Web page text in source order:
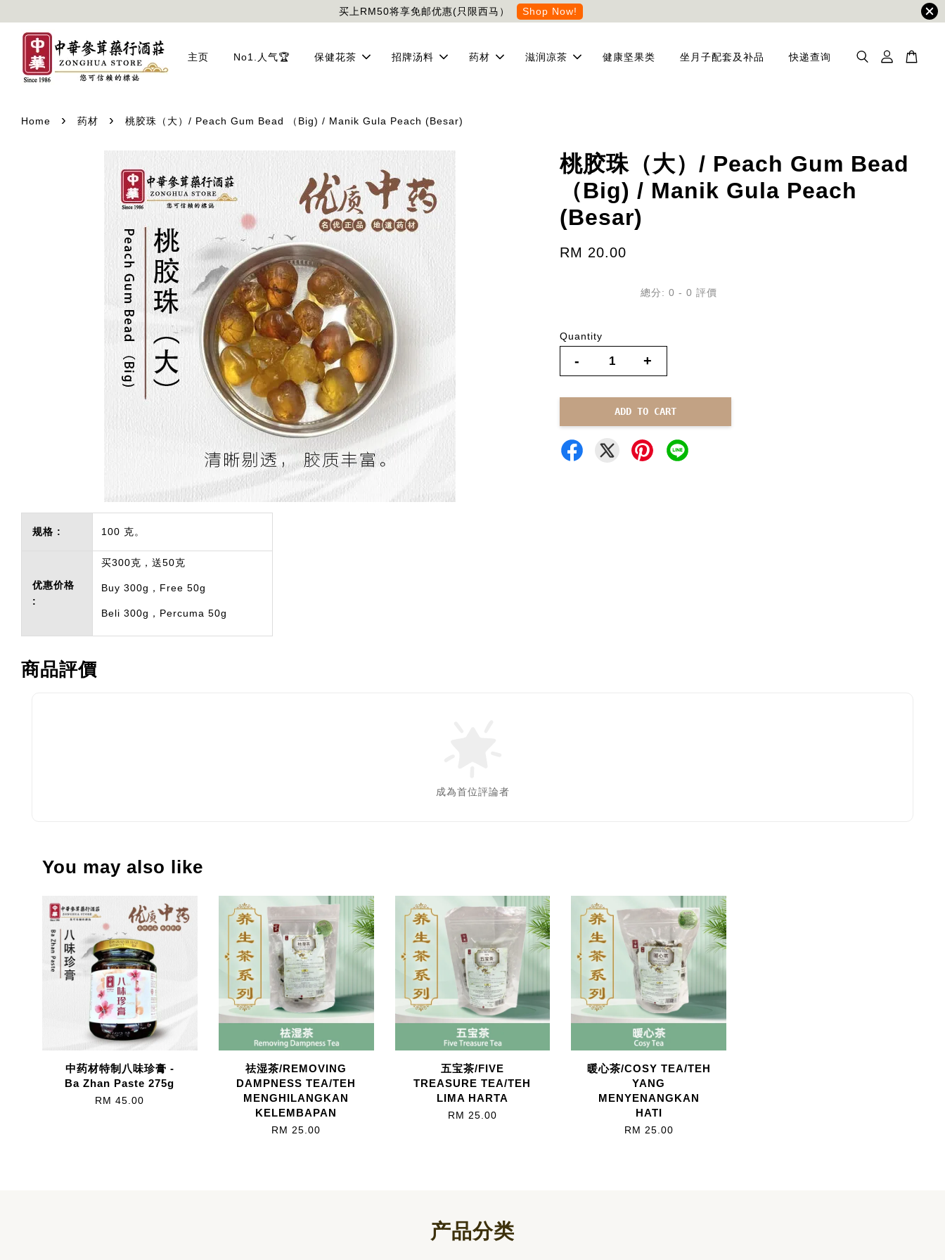
买上RM50将享免邮优惠(只限西马） Shop Now!
主页 No1.人气🏆 保健花茶 招牌汤料 药材 滋润凉茶 健康坚果类 坐月子配套及补品 快递查询
Home › 药材 › 桃胶珠（大）/ Peach Gum Bead （Big) / Manik Gula Peach (Besar)
桃胶珠（大）/ Peach Gum Bead
（Big) / Manik Gula Peach
(Besar)
RM 20.00
總分:0 -0 評價
Quantity
- +
ADD TO CART
规格 : 100 克。
优惠价格
:
买300克，送50克
Buy 300g，Free 50g
Beli 300g，Percuma 50g
商品評價
成為首位評論者
You may also like
中药材特制八味珍膏 -
Ba Zhan Paste 275g
RM 45.00
祛湿茶/REMOVING
DAMPNESS TEA/TEH
MENGHILANGKAN
KELEMBAPAN
RM 25.00
五宝茶/FIVE
TREASURE TEA/TEH
LIMA HARTA
RM 25.00
暖心茶/COSY TEA/TEH
YANG
MENYENANGKAN
HATI
RM 25.00
产品分类